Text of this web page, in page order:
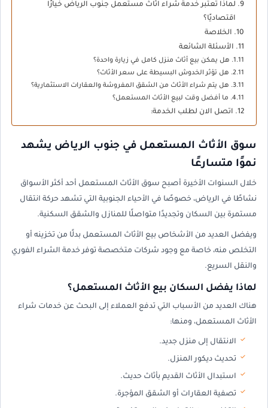
لماذا تعتبر خدمة شراء اثاث مستعمل جنوب الرياض خيارًا
اقتصاديًا؟
الخلاصة
الأسئلة الشائعة
هل يمكن بيع أثاث منزل كامل في زيارة واحدة؟
هل تؤثر الخدوش البسيطة على سعر الأثاث؟
هل يتم شراء الأثاث من الشقق المفروشة والعقارات الاستثمارية؟
ما أفضل وقت لبيع الأثاث المستعمل؟
اتصل الان لطلب الخدمة:
سوق الأثاث المستعمل في جنوب الرياض يشهد
نموًا متسارعًا
خلال السنوات الأخيرة أصبح سوق الأثاث المستعمل أحد أكثر الأسواق
نشاطًا في الرياض، خصوصًا في الأحياء الجنوبية التي تشهد حركة انتقال
مستمرة بين السكان وتجديدًا متواصلًا للمنازل والشقق السكنية.
ويفضل العديد من الأشخاص بيع الأثاث المستعمل بدلًا من تخزينه أو
التخلص منه، خاصة مع وجود شركات متخصصة توفر خدمة الشراء الفوري
والنقل السريع.
لماذا يفضل السكان بيع الأثاث المستعمل؟
هناك العديد من الأسباب التي تدفع العملاء إلى البحث عن خدمات شراء
الأثاث المستعمل، ومنها:
الانتقال إلى منزل جديد.
تحديث ديكور المنزل.
استبدال الأثاث القديم بأثاث حديث.
تصفية العقارات أو الشقق المؤجرة.